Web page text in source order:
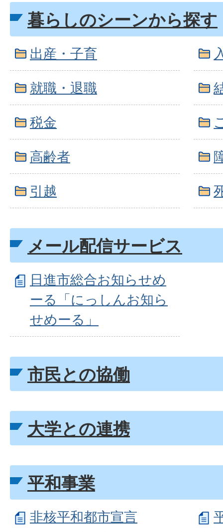
暮らしのシーンから探す
出産・子育
就職・退職
税金
高齢者
引越
メール配信サービス
日進市総合お知らせめ
ーる「にっしんお知ら
せめーる」
市民との協働
大学との連携
平和事業
非核平和都市宣言